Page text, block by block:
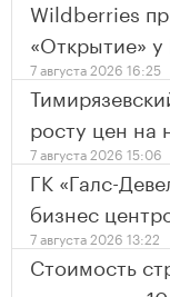
Wildberries
«Открытие»
7 августа 2026 16:25
росту цен на
7 августа 2026 15:06
ГК «Галс-
бизнес
7 августа 2026 13:22
Стоимость